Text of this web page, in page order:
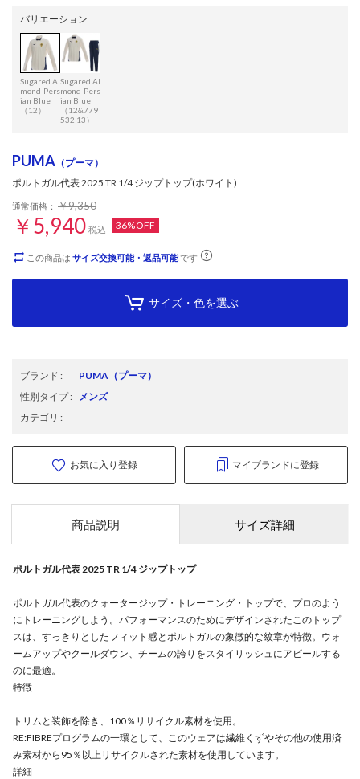
バリエーション
Sugared Al
mond-Pers
ian Blue
（12）
Sugared Al
mond-Pers
ian Blue
（12&779
532 13）
PUMA （プーマ）
ポルトガル代表 2025 TR 1/4 ジップトップ(ホワイト)
通常価格： ￥9,350
￥5,940 税込 36%OFF
この商品は サイズ交換可能・返品可能です
サイズ・色を選ぶ
ブランド : PUMA （プーマ）
性別タイプ: メンズ
カテゴリ :
お気に入り登録 マイブランドに登録
商品説明 サイズ詳細
ポルトガル代表 2025 TR 1/4 ジップトップ
ポルトガル代表のクォータージップ・トレーニング・トップで、プロのよう
にトレーニングしよう。パフォーマンスのためにデザインされたこのトップ
スは、すっきりとしたフィット感とポルトガルの象徴的な紋章が特徴。ウォ
ームアップやクールダウン、チームの誇りをスタイリッシュにアピールする
のに最適。
特徴
トリムと装飾を除き、100％リサイクル素材を使用。
RE:FIBREプログラムの一環として、このウェアは繊維くずやその他の使用済
み素材から95％以上リサイクルされた素材を使用しています。
詳細